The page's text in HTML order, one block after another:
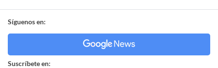
Síguenos en:
Suscríbete en: